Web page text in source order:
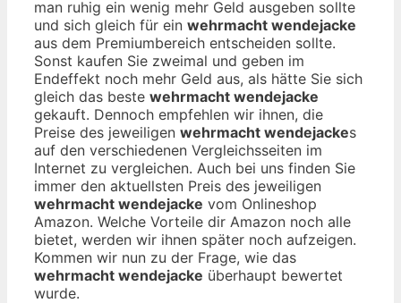
man ruhig ein wenig mehr Geld ausgeben sollte
und sich gleich für ein wehrmacht wendejacke
aus dem Premiumbereich entscheiden sollte.
Sonst kaufen Sie zweimal und geben im
Endeffekt noch mehr Geld aus, als hätte Sie sich
gleich das beste wehrmacht wendejacke
gekauft. Dennoch empfehlen wir ihnen, die
Preise des jeweiligen wehrmacht wendejackes
auf den verschiedenen Vergleichsseiten im
Internet zu vergleichen. Auch bei uns finden Sie
immer den aktuellsten Preis des jeweiligen
wehrmacht wendejacke vom Onlineshop
Amazon. Welche Vorteile dir Amazon noch alle
bietet, werden wir ihnen später noch aufzeigen.
Kommen wir nun zu der Frage, wie das
wehrmacht wendejacke überhaupt bewertet
wurde.